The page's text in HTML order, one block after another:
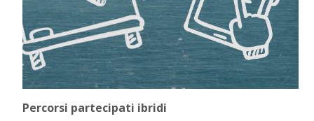
Percorsi partecipati ibridi